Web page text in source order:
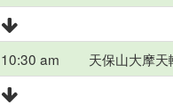
10:30 am 天保山大摩